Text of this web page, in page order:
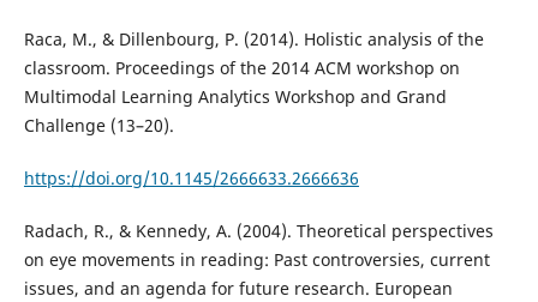
Raca, M., & Dillenbourg, P. (2014). Holistic analysis of the
classroom. Proceedings of the 2014 ACM workshop on
Multimodal Learning Analytics Workshop and Grand
Challenge (13–20).
https://doi.org/10.1145/2666633.2666636
Radach, R., & Kennedy, A. (2004). Theoretical perspectives
on eye movements in reading: Past controversies, current
issues, and an agenda for future research. European